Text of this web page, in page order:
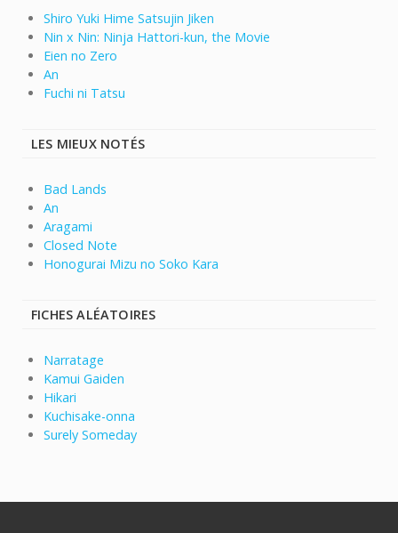
Shiro Yuki Hime Satsujin Jiken
Nin x Nin: Ninja Hattori-kun, the Movie
Eien no Zero
An
Fuchi ni Tatsu
LES MIEUX NOTÉS
Bad Lands
An
Aragami
Closed Note
Honogurai Mizu no Soko Kara
FICHES ALÉATOIRES
Narratage
Kamui Gaiden
Hikari
Kuchisake-onna
Surely Someday